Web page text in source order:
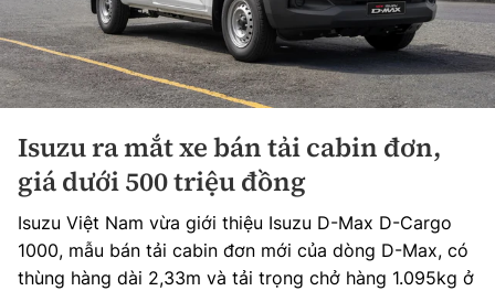
Isuzu ra mắt xe bán tải cabin đơn,
giá dưới 500 triệu đồng
Isuzu Việt Nam vừa giới thiệu Isuzu D-Max D-Cargo
1000, mẫu bán tải cabin đơn mới của dòng D-Max, có
thùng hàng dài 2,33m và tải trọng chở hàng 1.095kg ở